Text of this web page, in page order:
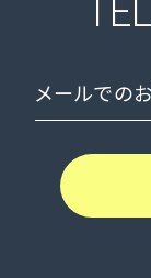
TEL
メールでの